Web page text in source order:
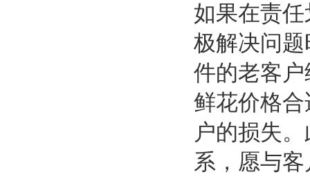
如果在责
极解决问
件的老客
鲜花价格
户的损失
系，愿与